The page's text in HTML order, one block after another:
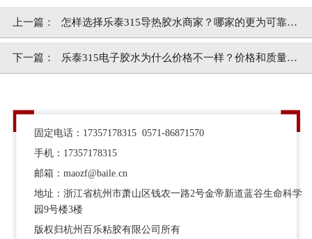
上一篇： 怎样选择乐泰315导热胶水商家？哪家的更为可靠？
[百乐粘胶]
下一篇： 乐泰315电子胶水为什么价格不一样？价格和质量是
固定电话：17357178315 0571-86871570
手机：17357178315
邮箱：maozf@baile.cn
地址：浙江省杭州市萧山区钱农一路2号金帝新道蓝谷生命科学
园9号楼3楼
版权归杭州百乐粘胶有限公司所有